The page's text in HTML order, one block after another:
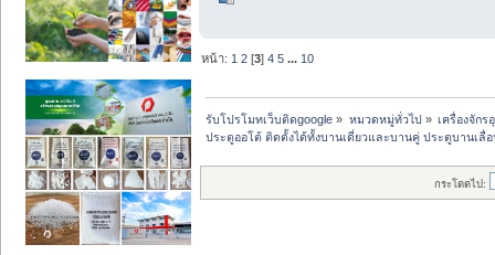
หน้า: 1 2 [3]4 5 ... 10
รับโปรโมทเว็บติดgoogle » หมวดหมู่ทั่วไป» เครื่องจัก
ประตูออโต้ ติดตั้งได้ทั้งบานเดี่ยวและบานคู่ ประตูบานเลื่
กระโดดไป: